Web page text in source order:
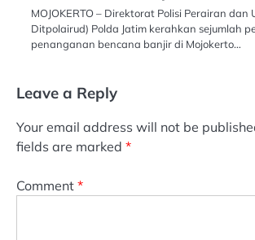
MOJOKERTO – Direktorat Polisi Perairan dan
Ditpolairud) Polda Jatim kerahkan sejumlah
penanganan bencana banjir di Mojokerto…
Leave a Reply
Your email address will not be
fields are marked *
Comment *